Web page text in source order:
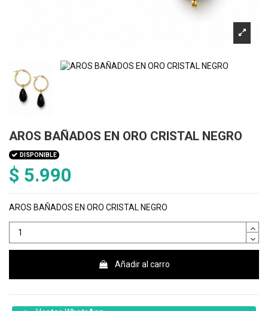
AROS BAÑADOS EN ORO CRISTAL NEGRO
DISPONIBLE
$ 5.990
AROS BAÑADOS EN ORO CRISTAL NEGRO
Añadir al carro